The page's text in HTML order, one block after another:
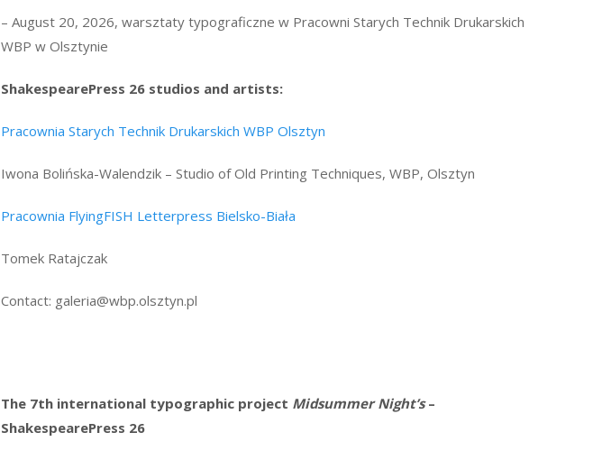
– August 20, 2026, warsztaty typograficzne w Pracowni Starych Technik Drukarskich
WBP w Olsztynie
ShakespearePress 26 studios and artists:
Pracownia Starych Technik Drukarskich WBP Olsztyn
Iwona Bolińska-Walendzik – Studio of Old Printing Techniques, WBP, Olsztyn
Pracownia FlyingFISH Letterpress Bielsko-Biała
Tomek Ratajczak
Contact: galeria@wbp.olsztyn.pl
The 7th international typographic project Midsummer Night’s–
ShakespearePress 26